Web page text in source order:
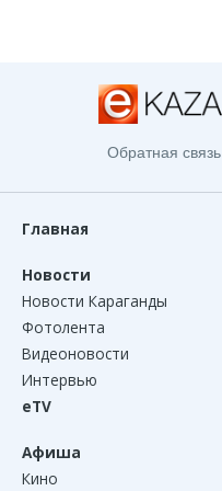
Обратная связь
Главная
Новости
Новости Караганды
Фотолента
Видеоновости
Интервью
eTV
Афиша
Кино